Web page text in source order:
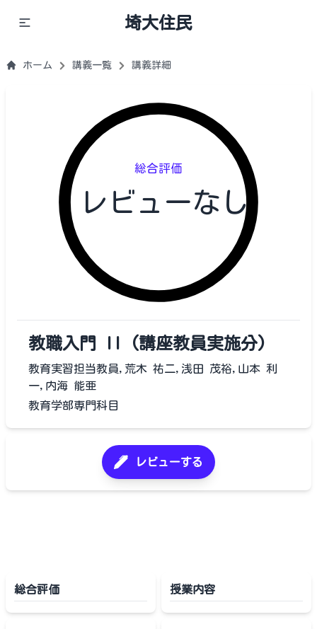
埼大住民
ホーム 講義一覧 講義詳細
総合評価
レビューなし
教職入門 II (講座教員実施分)
教育実習担当教員,荒木 祐二,浅田 茂裕,山本 利
一,内海 能亜
教育学部専門科目
レビューする
総合評価 授業内容